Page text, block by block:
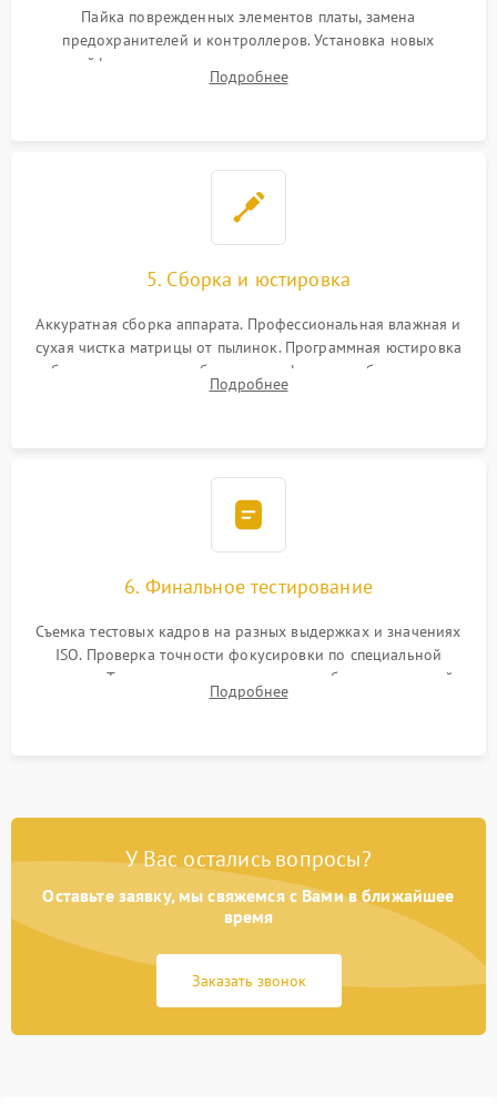
Пайка поврежденных элементов платы, замена
предохранителей и контроллеров. Установка новых
шлейфов, дисплея, механизма затвора или двигателя
автофокуса. Восстановление геометрии тубуса объектива
Подробнее
5. Сборка и юстировка
Аккуратная сборка аппарата. Профессиональная влажная и
сухая чистка матрицы от пылинок. Программная юстировка
рабочего отрезка, калибровка автофокуса, стабилизатора и
экспозамера с помощью сервисного ПО.
Подробнее
6. Финальное тестирование
Съемка тестовых кадров на разных выдержках и значениях
ISO. Проверка точности фокусировки по специальной
мишени. Тест записи на карту памяти, работы встроенной
вспышки, микрофона и всех кнопок управления.
Подробнее
У Вас остались вопросы?
Оставьте заявку, мы свяжемся с Вами в ближайшее
время
Заказать звонок